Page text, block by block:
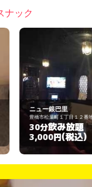
ナック